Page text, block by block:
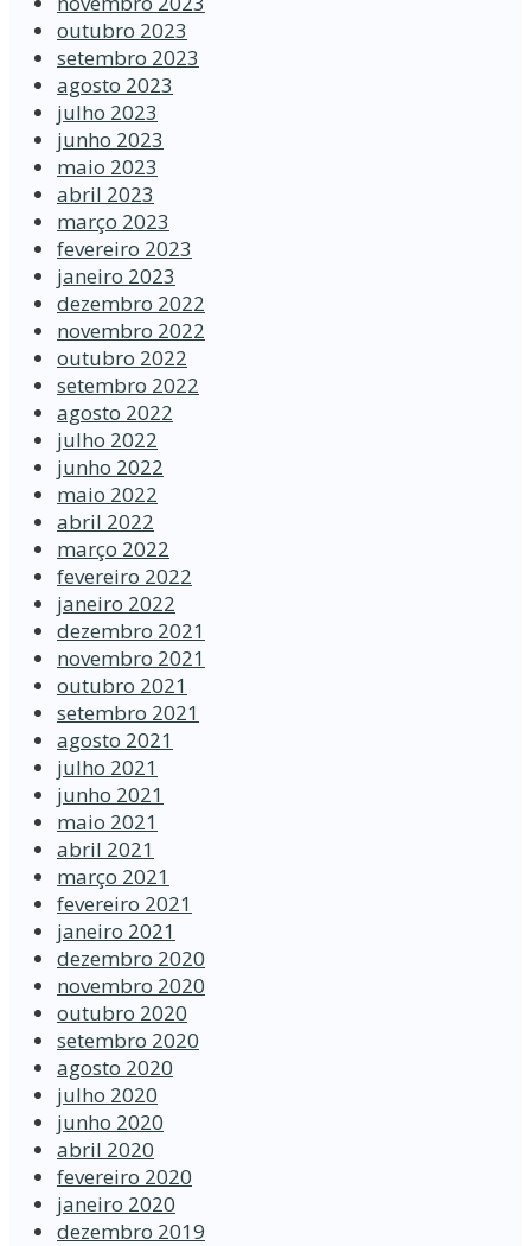
outubro 2023
setembro 2023
agosto 2023
julho 2023
junho 2023
maio 2023
abril 2023
março 2023
fevereiro 2023
janeiro 2023
dezembro 2022
novembro 2022
outubro 2022
setembro 2022
agosto 2022
julho 2022
junho 2022
maio 2022
abril 2022
março 2022
fevereiro 2022
janeiro 2022
dezembro 2021
novembro 2021
outubro 2021
setembro 2021
agosto 2021
julho 2021
junho 2021
maio 2021
abril 2021
março 2021
fevereiro 2021
janeiro 2021
dezembro 2020
novembro 2020
outubro 2020
setembro 2020
agosto 2020
julho 2020
junho 2020
abril 2020
fevereiro 2020
janeiro 2020
dezembro 2019